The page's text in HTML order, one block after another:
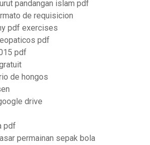
pandangan islam pdf
de requisicion
pdf exercises
pdf
pdf
de hongos
drive
pdf
permainan sepak bola